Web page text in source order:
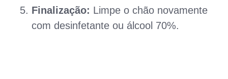
Finalização: Limpe o chão novamente
com desinfetante ou álcool 70%.